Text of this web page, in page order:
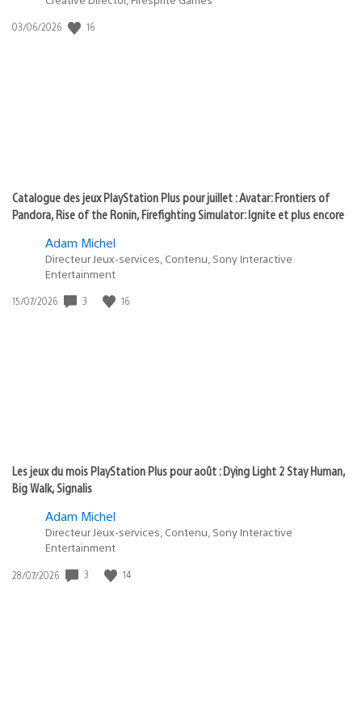
:
Date
03/06/2026 16
Catalogue des jeux PlayStation Plus pour juillet : Avatar: Frontiers of
Pandora, Rise of the Ronin, Firefighting Simulator: Ignite et plus encore
Adam Michel
Directeur Jeux-services, Contenu, Sony Interactive
Entertainment
Date
15/07/2026 3 16
Les jeux du mois PlayStation Plus pour août : Dying Light 2 Stay Human,
Big Walk, Signalis
Adam Michel
Directeur Jeux-services, Contenu, Sony Interactive
Entertainment
Date
28/07/2026 3 14